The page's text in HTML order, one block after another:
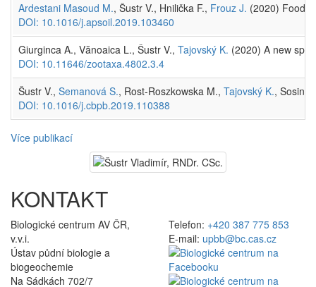
Ardestani Masoud M., Šustr V., Hnilička F., Frouz J. (2020) Food
DOI: 10.1016/j.apsoil.2019.103460
Giurginca A., Vănoaica L., Šustr V., Tajovský K. (2020) A new
DOI: 10.11646/zootaxa.4802.3.4
Šustr V., Semanová S., Rost-Roszkowska M., Tajovský K.,
DOI: 10.1016/j.cbpb.2019.110388
Více publikací
KONTAKT
Biologické centrum AV ČR,
v.v.i.
Ústav půdní biologie a
biogeochemie
Na Sádkách 702/7
Telefon: +420 387 775 853
E-mail: upbb@bc.cas.cz